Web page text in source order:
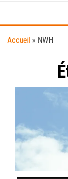
Accueil » NWH